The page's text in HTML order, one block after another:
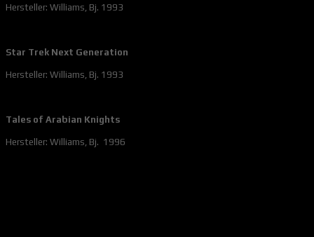
Hersteller: Williams, Bj. 1993
Star Trek Next Generation
Hersteller: Williams, Bj. 1993
Tales of Arabian Knights
Hersteller: Williams, Bj. 1996